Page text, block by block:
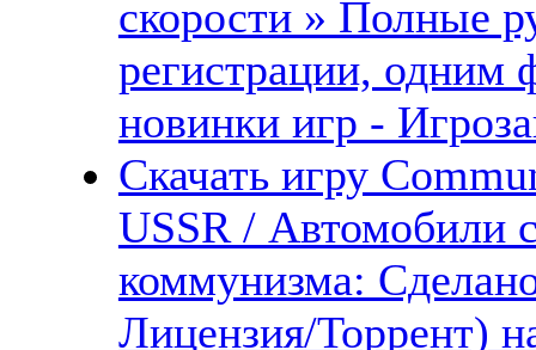
скорости » Полные
регистрации, одним
новинки игр -
Скачать игру
USSR / Автомобили
коммунизма:
Лицензия/Торрент)